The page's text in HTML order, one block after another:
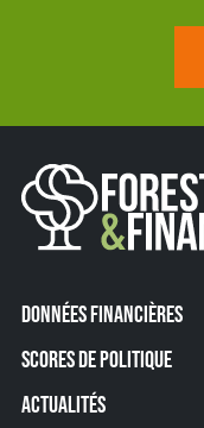
DONNÉES FINANCIÈRES
SCORES DE POLITIQUE
ACTUALITÉS